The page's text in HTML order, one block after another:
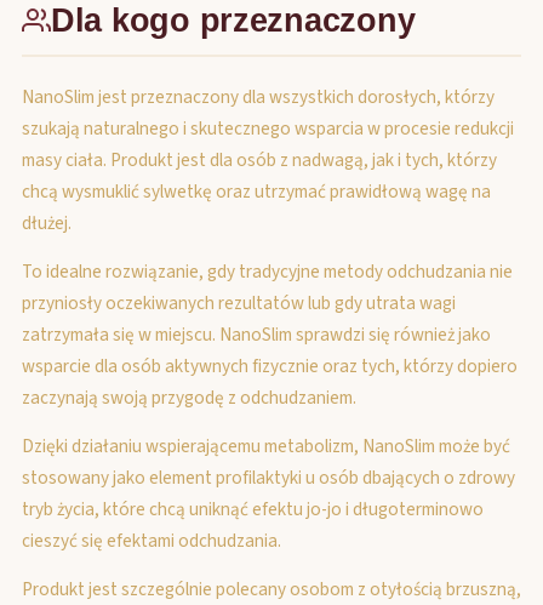
Dla kogo przeznaczony
NanoSlim jest przeznaczony dla wszystkich dorosłych, którzy
szukają naturalnego i skutecznego wsparcia w procesie redukcji
masy ciała. Produkt jest dla osób z nadwagą, jak i tych, którzy
chcą wysmuklić sylwetkę oraz utrzymać prawidłową wagę na
dłużej.
To idealne rozwiązanie, gdy tradycyjne metody odchudzania nie
przyniosły oczekiwanych rezultatów lub gdy utrata wagi
zatrzymała się w miejscu. NanoSlim sprawdzi się również jako
wsparcie dla osób aktywnych fizycznie oraz tych, którzy dopiero
zaczynają swoją przygodę z odchudzaniem.
Dzięki działaniu wspierającemu metabolizm, NanoSlim może być
stosowany jako element profilaktyki u osób dbających o zdrowy
tryb życia, które chcą uniknąć efektu jo-jo i długoterminowo
cieszyć się efektami odchudzania.
Produkt jest szczególnie polecany osobom z otyłością brzuszną,